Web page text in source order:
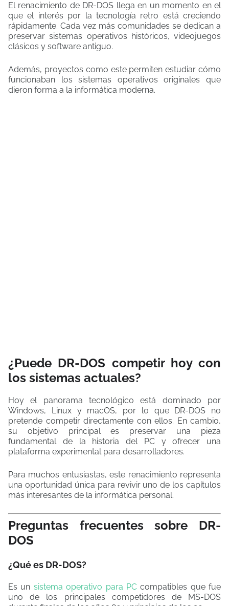
El renacimiento de DR-DOS llega en un momento en el
que el interés por la tecnología retro está creciendo
rápidamente. Cada vez más comunidades se dedican a
preservar sistemas operativos históricos, videojuegos
clásicos y software antiguo.
Además, proyectos como este permiten estudiar cómo
funcionaban los sistemas operativos originales que
dieron forma a la informática moderna.
¿Puede DR-DOS competir hoy con
los sistemas actuales?
Hoy el panorama tecnológico está dominado por
Windows, Linux y macOS, por lo que DR-DOS no
pretende competir directamente con ellos. En cambio,
su objetivo principal es preservar una pieza
fundamental de la historia del PC y ofrecer una
plataforma experimental para desarrolladores.
Para muchos entusiastas, este renacimiento representa
una oportunidad única para revivir uno de los capítulos
más interesantes de la informática personal.
Preguntas frecuentes sobre DR-
DOS
¿Qué es DR-DOS?
Es un sistema operativo para PCcompatibles que fue
uno de los principales competidores de MS-DOS